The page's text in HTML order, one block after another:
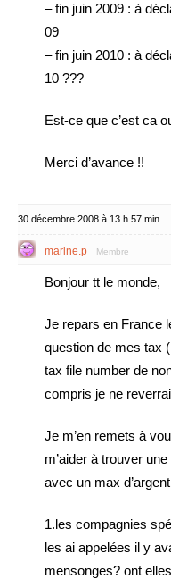
– fin juin 2009 : à
09
– fin juin 2010 : à
10 ???
Est-ce que c’est ca
Merci d’avance !!
30 décembre 2008 à 13 h 57 min
marine.p Membre
Bonjour tt le monde,
Je repars en France
question de mes tax
tax file number de
compris je ne
Je m’en remets à
m’aider à trouver
avec un max
1.les compagnies
les ai appelées il y
mensonges? ont